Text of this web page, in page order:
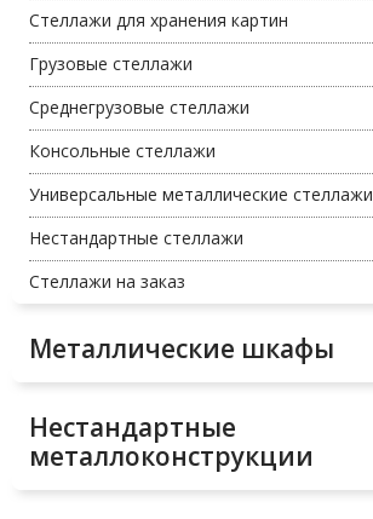
Стеллажи для хранения картин
Грузовые стеллажи
Среднегрузовые стеллажи
Консольные стеллажи
Универсальные металлические стеллажи
Нестандартные стеллажи
Стеллажи на заказ
Металлические шкафы
Нестандартные
металлоконструкции